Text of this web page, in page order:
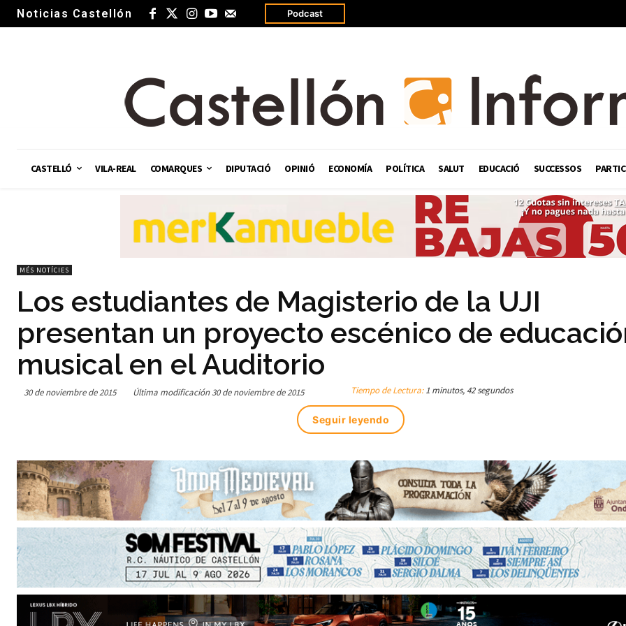
Noticias Castellón Podcast
CASTELLÓ VILA-REAL COMARQUES DIPUTACIÓ OPINIÓ ECONOMÍA POLÍTICA SALUT EDUCACIÓ SUCCESSOS
MÉS NOTÍCIES
Los estudiantes de Magisterio de la UJI
presentan un proyecto escénico de
musical en el Auditorio
30 de noviembre de 2015 Última modificación 30 de noviembre de 2015 Tiempo de Lectura:1 minutos, 42 segundos
Seguir leyendo